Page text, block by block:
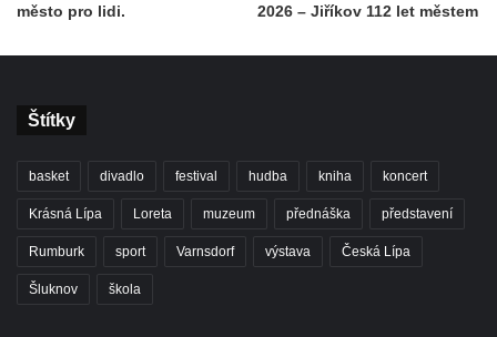
město pro lidi.
2026 – Jiříkov 112 let městem
Štítky
basket divadlo festival hudba kniha koncert
Krásná Lípa Loreta muzeum přednáška představení
Rumburk sport Varnsdorf výstava Česká Lípa
Šluknov škola